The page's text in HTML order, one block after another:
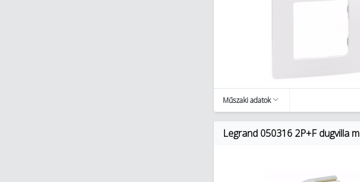
Műszaki adatok
Legrand 050316 2P+F dugvilla